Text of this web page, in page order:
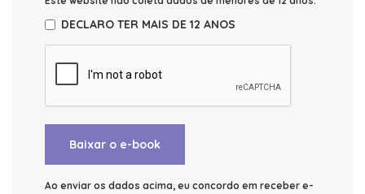
DECLARO TER MAIS DE 12 ANOS
Baixar o e-book
Ao enviar os dados acima, eu concordo em receber e-